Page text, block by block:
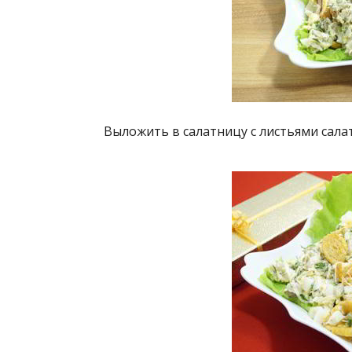
Выложить в салатницу с листьями